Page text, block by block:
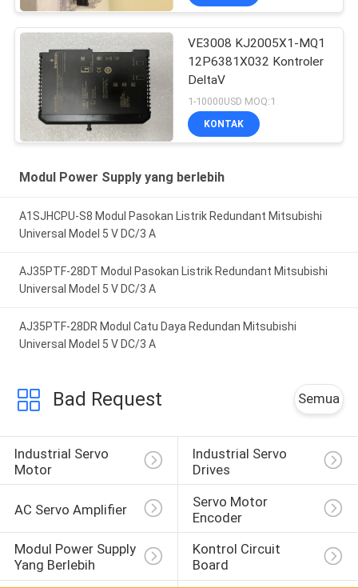
VE3008 KJ2005X1-MQ1
12P6381X032 Kontroler
DeltaV
1-10000USD MOQ:1
KONTAK
Modul Power Supply yang berlebih
A1SJHCPU-S8 Modul Pasokan Listrik Redundant Mitsubishi
Universal Model 5 V DC/3 A
AJ35PTF-28DT Modul Pasokan Listrik Redundant Mitsubishi
Universal Model 5 V DC/3 A
AJ35PTF-28DR Modul Catu Daya Redundan Mitsubishi
Universal Model 5 V DC/3 A
Bad Request Semua
Industrial Servo
Motor
Industrial Servo
Drives
AC Servo Amplifier
Servo Motor
Encoder
Modul Power Supply
Yang Berlebih
Kontrol Circuit
Board